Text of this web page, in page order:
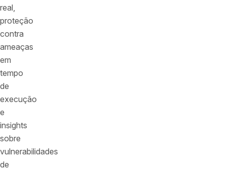
real,
proteção
contra
ameaças
em
tempo
de
execução
e
insights
sobre
vulnerabilidades
de